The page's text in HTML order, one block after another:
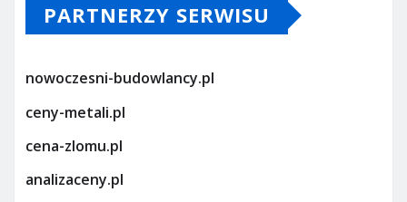
PARTNERZY SERWISU
nowoczesni-budowlancy.pl
ceny-metali.pl
cena-zlomu.pl
analizaceny.pl